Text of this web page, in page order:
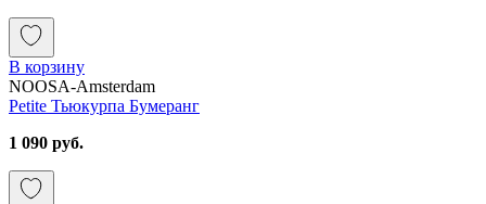
В корзину
NOOSA-Amsterdam
Petite Тьюкурпа Бумеранг
1 090 руб.